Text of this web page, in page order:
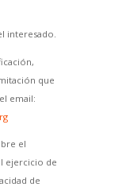
interesado.
que
email:
el
ejercicio de
de